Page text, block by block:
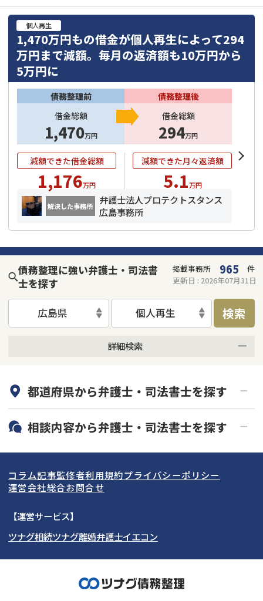
個人再生
1,470万円もの借金が個人再生によって294
万円まで減額。毎月の返済額も10万円から
5万円に
債務整理前
借金総額
1,470万円
債務整理後
借金総額
294万円
減額できた借金総額
1,176万円
減額できた月々返済額
5.1万円
解決した事務所
弁護士法人プロテクトスタンス
広島事務所
債務整理に強い弁護士・司法書
士を探す
掲載事務所 965
件
更新日 : 2026年07月31日
広島県 個人再生 検索
詳細検索
初回相談無料
土日祝の相談可能
都道府県から弁護士・司法書士を探す
北海道・東北
北海道 青森県
岩手県 宮城県
秋田県
福島県
関東
東京都 神奈川県
埼玉県
茨城県 群馬県
東海
愛知県
岐阜県 山梨県
関西
大阪府 京都府
奈良県
北陸・甲信越
石川県
相談内容から弁護士・司法書士を探す
任意整理
個人再生
会社破産・法人破産
消費者金融・サラ金
カードローン・クレジッ
ト会社
奨学金
コラム記事監修者利用規約プライバシーポリシー
運営会社総合お問合せ
【運営サービス】
ツナグ相続ツナグ離婚弁護士イエコン